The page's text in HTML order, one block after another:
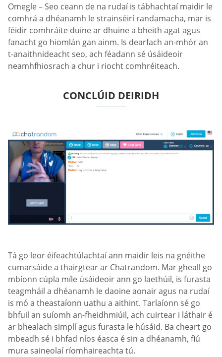
Omegle – Seo ceann de na rudaí is tábhachtaí maidir le
comhrá a dhéanamh le strainséirí randamacha, mar is
féidir comhráite duine ar dhuine a bheith agat agus
fanacht go hiomlán gan ainm. Is dearfach an-mhór an
t-anaithnideacht seo, ach féadann sé úsáideoir
neamhfhiosrach a chur i riocht comhréiteach.
CONCLÚID DEIRIDH
Tá go leor éifeachtúlachtaí ann maidir leis na gnéithe
cumarsáide a thairgtear ar Chatrandom. Mar gheall go
mbíonn cúpla míle úsáideoir ann go laethúil, is furasta
teagmháil a dhéanamh le daoine aonair agus na rudaí
is mó a theastaíonn uathu a aithint. Tarlaíonn sé go
bhfuil an suíomh an-fheidhmiúil, ach cuirtear i láthair é
ar bhealach simplí agus furasta le húsáid. Ba cheart go
mbeadh sé i bhfad níos éasca é sin a dhéanamh, fiú
mura saineolaí ríomhaireachta tú.